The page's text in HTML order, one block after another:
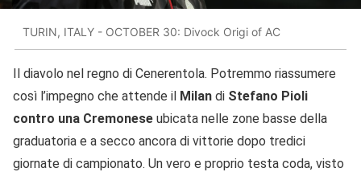
TURIN, ITALY - OCTOBER 30: Divock Origi of AC
Il diavolo nel regno di Cenerentola. Potremmo riassumere
così l’impegno che attende il Milan di Stefano Pioli
contro una Cremonese ubicata nelle zone basse della
graduatoria e a secco ancora di vittorie dopo tredici
giornate di campionato. Un vero e proprio testa coda, visto